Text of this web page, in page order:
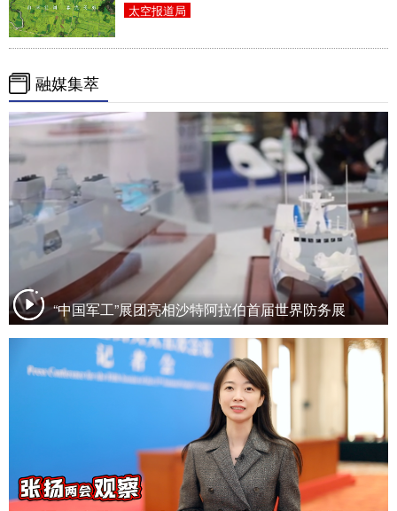
太空报道局
融媒集萃
“中国军工”展团亮相沙特阿拉伯首届世界防务展